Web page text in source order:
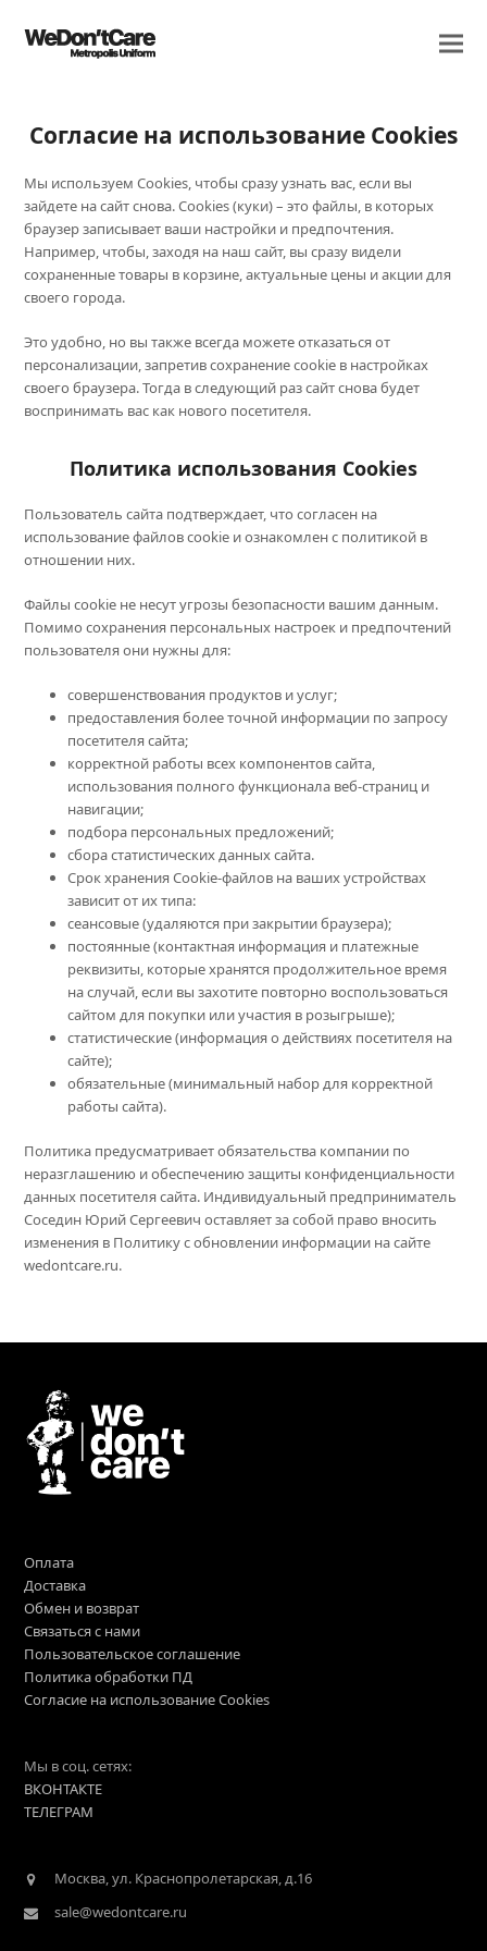
Согласие на использование Cookies
Мы используем Cookies, чтобы сразу узнать вас, если вы
зайдете на сайт снова. Cookies (куки) – это файлы, в которых
браузер записывает ваши настройки и предпочтения.
Например, чтобы, заходя на наш сайт, вы сразу видели
сохраненные товары в корзине, актуальные цены и акции для
своего города.
Это удобно, но вы также всегда можете отказаться от
персонализации, запретив сохранение cookie в настройках
своего браузера. Тогда в следующий раз сайт снова будет
воспринимать вас как нового посетителя.
Политика использования Cookies
Пользователь сайта подтверждает, что согласен на
использование файлов cookie и ознакомлен с политикой в
отношении них.
Файлы cookie не несут угрозы безопасности вашим данным.
Помимо сохранения персональных настроек и предпочтений
пользователя они нужны для:
совершенствования продуктов и услуг;
предоставления более точной информации по запросу
посетителя сайта;
корректной работы всех компонентов сайта,
использования полного функционала веб-страниц и
навигации;
подбора персональных предложений;
сбора статистических данных сайта.
Срок хранения Cookie-файлов на ваших устройствах
зависит от их типа:
сеансовые (удаляются при закрытии браузера);
постоянные (контактная информация и платежные
реквизиты, которые хранятся продолжительное время
на случай, если вы захотите повторно воспользоваться
сайтом для покупки или участия в розыгрыше);
статистические (информация о действиях посетителя на
сайте);
обязательные (минимальный набор для корректной
работы сайта).
Политика предусматривает обязательства компании по
неразглашению и обеспечению защиты конфиденциальности
данных посетителя сайта. Индивидуальный предприниматель
Соседин Юрий Сергеевич оставляет за собой право вносить
изменения в Политику с обновлении информации на сайте
wedontcare.ru.
Оплата
Доставка
Обмен и возврат
Связаться с нами
Пользовательское соглашение
Политика обработки ПД
Согласие на использование Cookies
Мы в соц. сетях:
ВКОНТАКТЕ
ТЕЛЕГРАМ
Москва, ул. Краснопролетарская, д.16
sale@wedontcare.ru